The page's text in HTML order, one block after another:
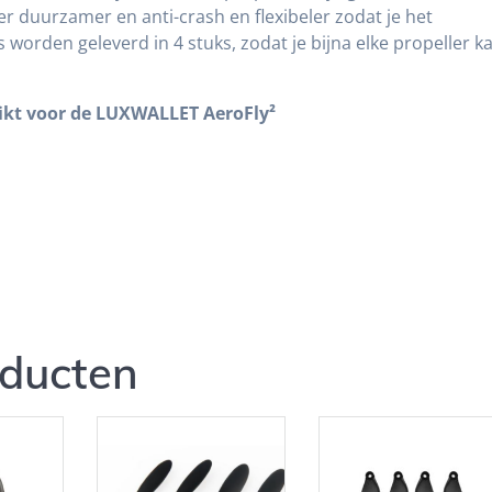
duurzamer en anti-crash en flexibeler zodat je het
geleverd in 4 stuks, zodat je bijna elke propeller
voor de LUXWALLETAeroFly²